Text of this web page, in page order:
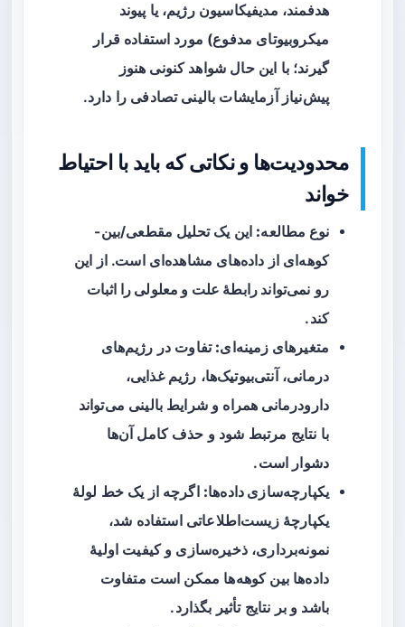
هدفمند، مدیفیکاسیون رژیم، یا پیوند
میکروبیوتای مدفوع) مورد استفاده قرار
گیرند؛ با این حال شواهد کنونی هنوز
پیش‌نیاز آزمایشات بالینی تصادفی را دارد.
محدودیت‌ها و نکاتی که باید با احتیاط
خواند
نوع مطالعه: این یک تحلیل مقطعی/بین-
کوهه‌ای از داده‌های مشاهده‌ای است. از این
رو نمی‌تواند رابطهٔ علت و معلولی را اثبات
کند.
متغیرهای زمینه‌ای: تفاوت در رژیم‌های
درمانی، آنتی‌بیوتیک‌ها، رژیم غذایی،
دارودرمانی همراه و شرایط بالینی می‌تواند
با نتایج مرتبط شود و حذف کامل آن‌ها
دشوار است.
یکپارچه‌سازی داده‌ها: اگرچه از یک خط لولهٔ
یکپارچهٔ زیست‌اطلاعاتی استفاده شد،
نمونه‌برداری، ذخیره‌سازی و کیفیت اولیهٔ
داده‌ها بین کوهه‌ها ممکن است متفاوت
باشد و بر نتایج تأثیر بگذارد.